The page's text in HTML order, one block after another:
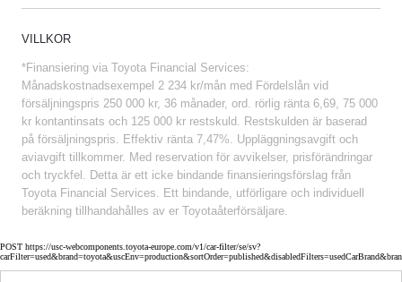
VILLKOR
*Finansiering via Toyota Financial Services:
Månadskostnadsexempel 2 234 kr/mån med Fördelslån vid
försäljningspris 250 000 kr, 36 månader, ord. rörlig ränta 6,69, 75 000
kr kontantinsats och 125 000 kr restskuld. Restskulden är baserad
på försäljningspris. Effektiv ränta 7,47%. Uppläggningsavgift och
aviavgift tillkommer. Med reservation för avvikelser, prisförändringar
och tryckfel. Detta är ett icke bindande finansieringsförslag från
Toyota Financial Services. Ett bindande, utförligare och individuell
beräkning tillhandahålles av er Toyotaåterförsäljare.
POST https://usc-webcomponents.toyota-europe.com/v1/car-filter/se/sv?